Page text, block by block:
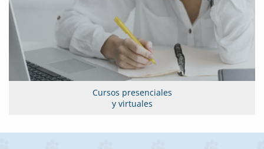
Cursos presenciales
y virtuales